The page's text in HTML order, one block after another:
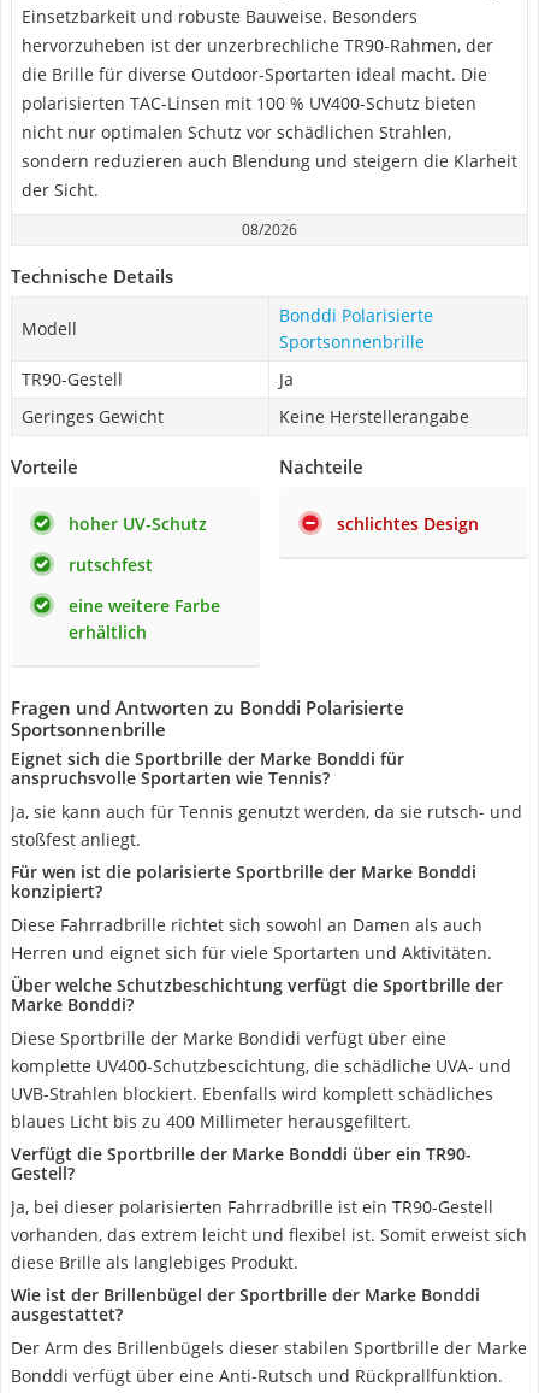
Einsetzbarkeit und robuste Bauweise. Besonders
hervorzuheben ist der unzerbrechliche TR90-Rahmen, der
die Brille für diverse Outdoor-Sportarten ideal macht. Die
polarisierten TAC-Linsen mit 100 % UV400-Schutz bieten
nicht nur optimalen Schutz vor schädlichen Strahlen,
sondern reduzieren auch Blendung und steigern die Klarheit
der Sicht.
08/2026
Technische Details
Modell
Bonddi Polarisierte
Sportsonnenbrille
TR90-Gestell
Ja
Geringes Gewicht
Keine Herstellerangabe
Vorteile
hoher UV-Schutz
rutschfest
eine weitere Farbe
erhältlich
Nachteile
schlichtes Design
Fragen und Antworten zu Bonddi Polarisierte
Sportsonnenbrille
Eignet sich die Sportbrille der Marke Bonddi für
anspruchsvolle Sportarten wie Tennis?
Ja, sie kann auch für Tennis genutzt werden, da sie rutsch- und
stoßfest anliegt.
Für wen ist die polarisierte Sportbrille der Marke Bonddi
konzipiert?
Diese Fahrradbrille richtet sich sowohl an Damen als auch
Herren und eignet sich für viele Sportarten und Aktivitäten.
Über welche Schutzbeschichtung verfügt die Sportbrille der
Marke Bonddi?
Diese Sportbrille der Marke Bondidi verfügt über eine
komplette UV400-Schutzbescichtung, die schädliche UVA- und
UVB-Strahlen blockiert. Ebenfalls wird komplett schädliches
blaues Licht bis zu 400 Millimeter herausgefiltert.
Verfügt die Sportbrille der Marke Bonddi über ein TR90-
Gestell?
Ja, bei dieser polarisierten Fahrradbrille ist ein TR90-Gestell
vorhanden, das extrem leicht und flexibel ist. Somit erweist sich
diese Brille als langlebiges Produkt.
Wie ist der Brillenbügel der Sportbrille der Marke Bonddi
ausgestattet?
Der Arm des Brillenbügels dieser stabilen Sportbrille der Marke
Bonddi verfügt über eine Anti-Rutsch und Rückprallfunktion.